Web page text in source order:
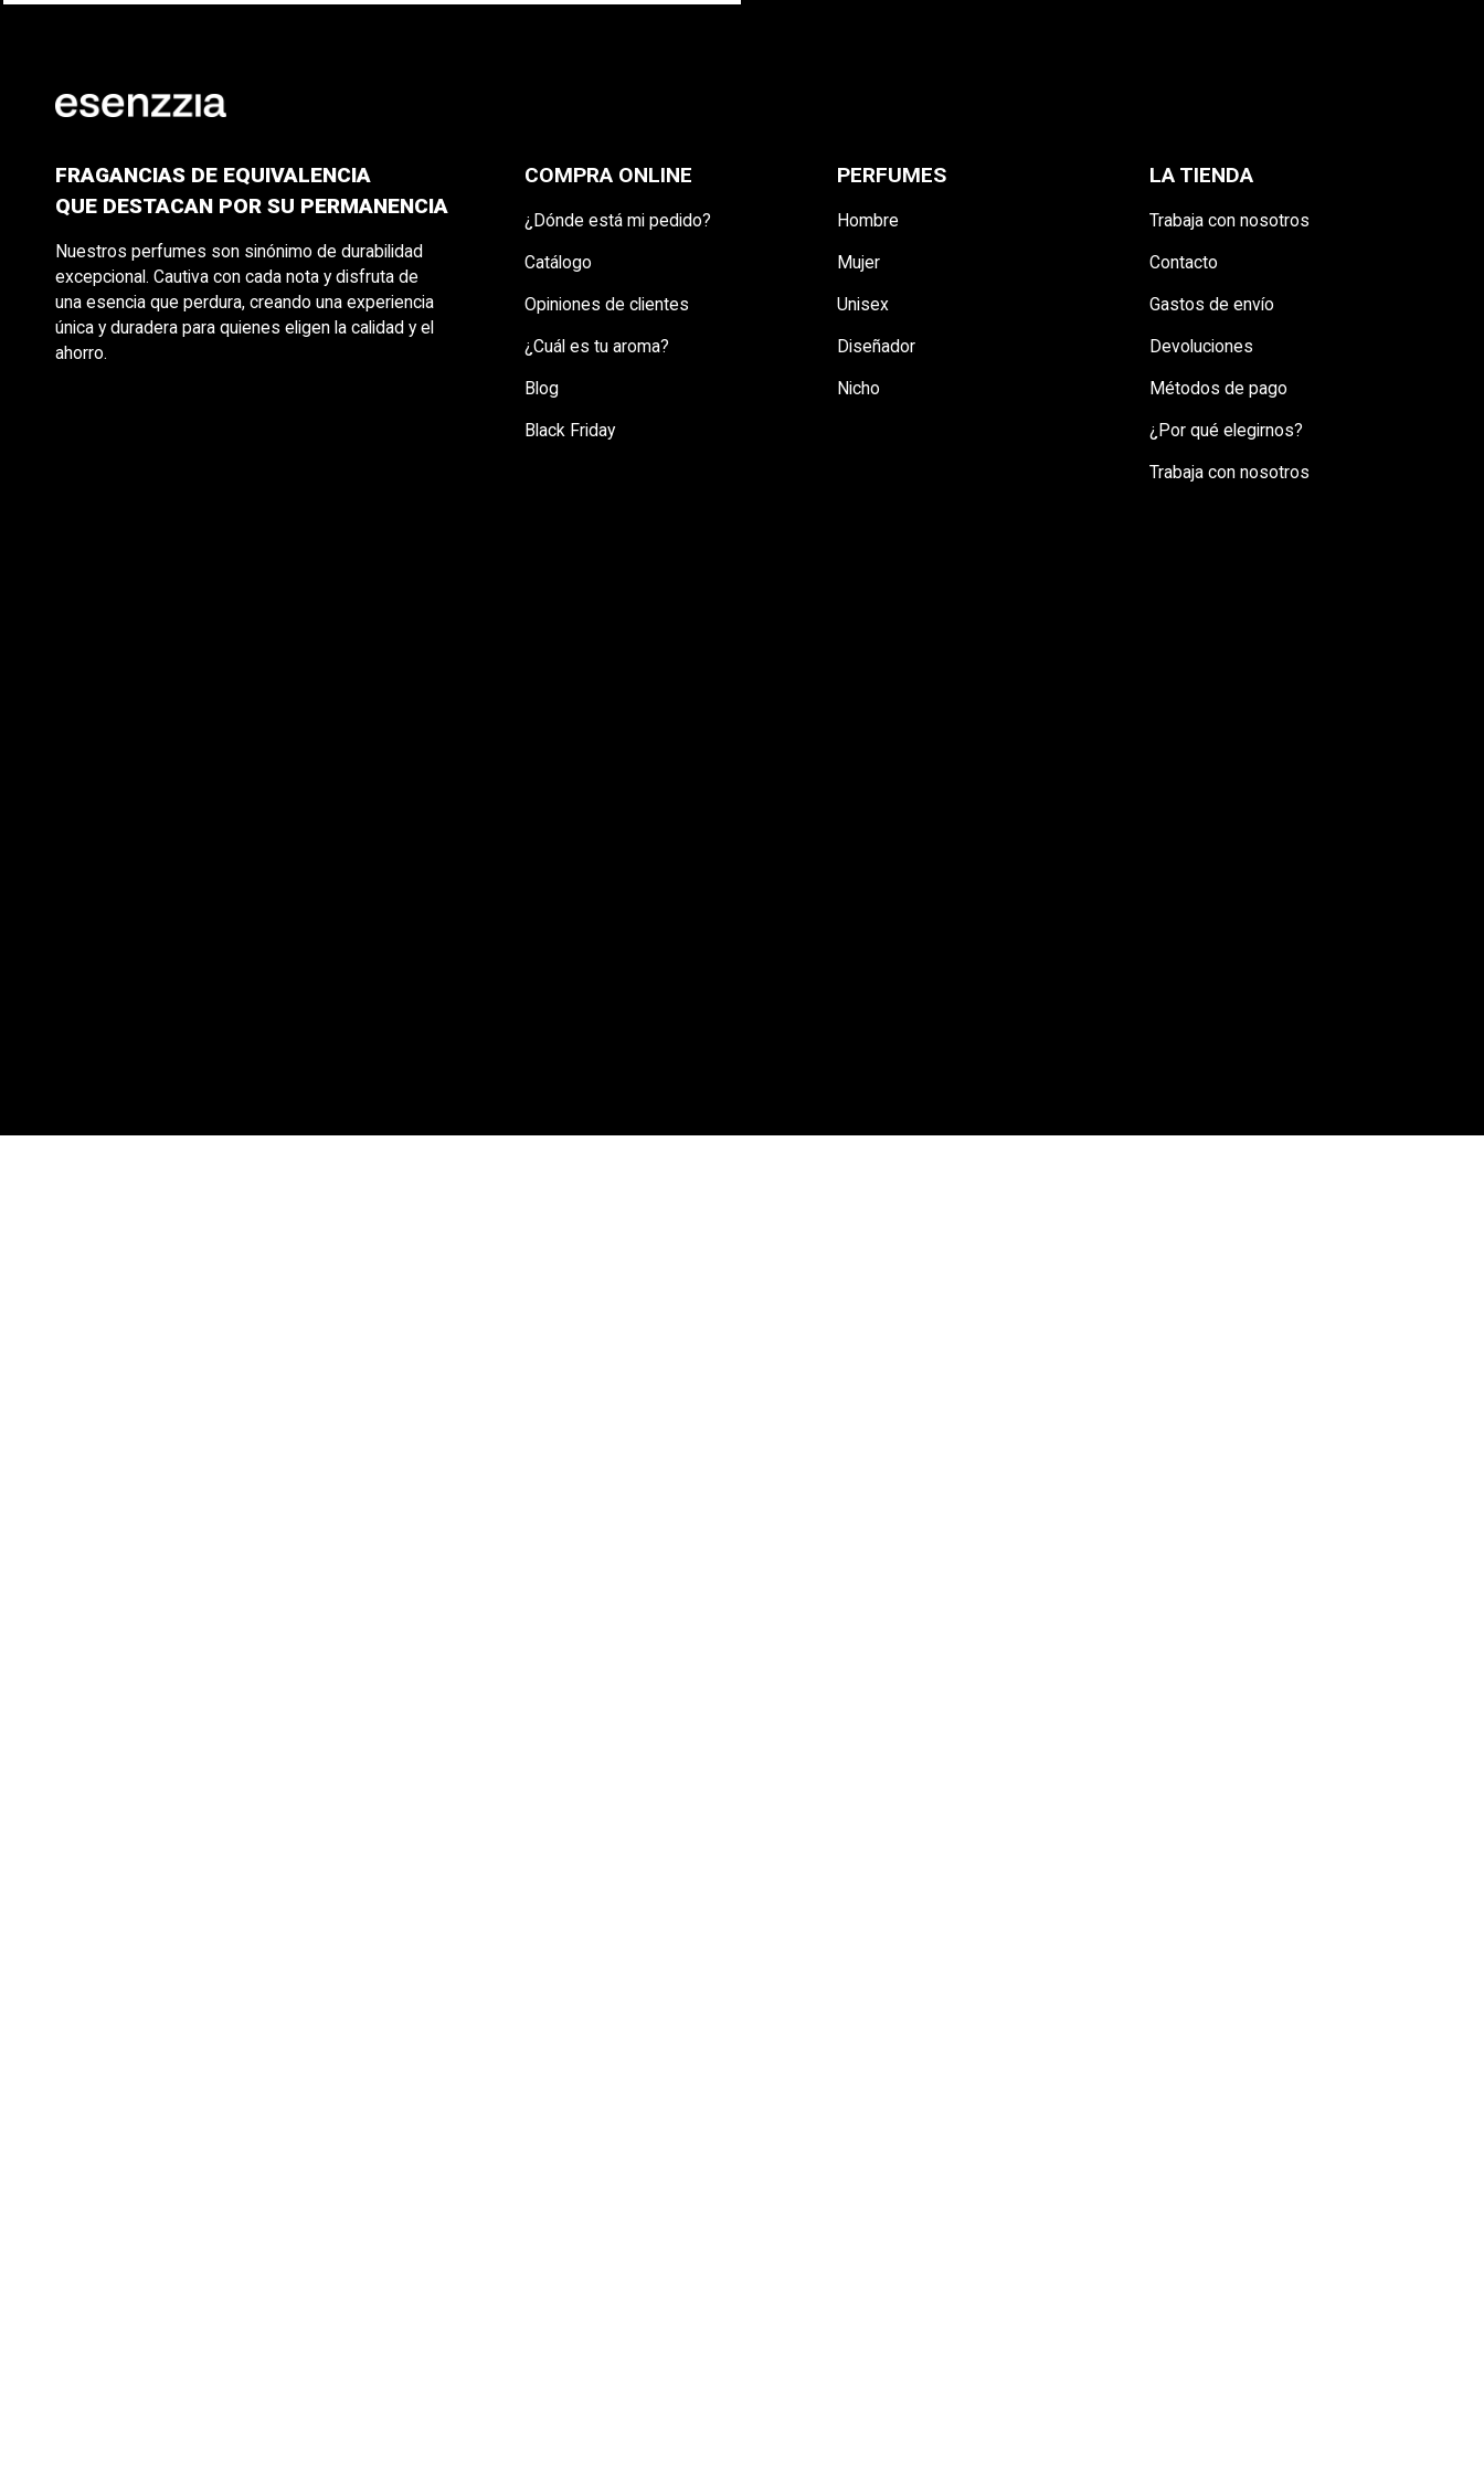
FRAGANCIAS DE EQUIVALENCIA
QUE DESTACAN POR SU PERMANENCIA
Nuestros perfumes son sinónimo de durabilidad
excepcional. Cautiva con cada nota y disfruta de
una esencia que perdura, creando una experiencia
única y duradera para quienes eligen la calidad y el
ahorro.
COMPRA ONLINE
¿Dónde está mi pedido?
Catálogo
Opiniones de clientes
¿Cuál es tu aroma?
Blog
Black Friday
PERFUMES
Hombre
Mujer
Unisex
Diseñador
Nicho
LA TIENDA
Trabaja con nosotros
Contacto
Gastos de envío
Devoluciones
Métodos de pago
¿Por qué elegirnos?
Trabaja con nosotros